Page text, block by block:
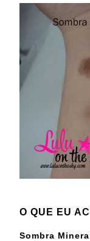
O QUE EU
Sombra